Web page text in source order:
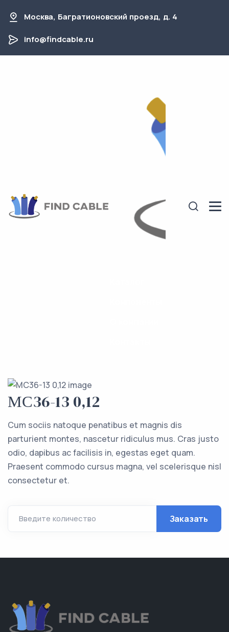
Москва, Багратионовский проезд, д. 4
info@findcable.ru
МС36-13 0,12
Cum sociis natoque penatibus et magnis dis
parturient montes, nascetur ridiculus mus. Cras justo
odio, dapibus ac facilisis in, egestas eget quam.
Praesent commodo cursus magna, vel scelerisque nisl
consectetur et.
Введите количество Заказать